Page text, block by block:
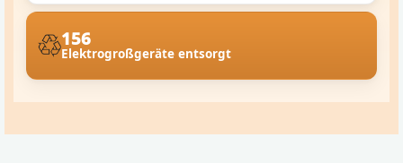
156
Elektrogroßgeräte entsorgt